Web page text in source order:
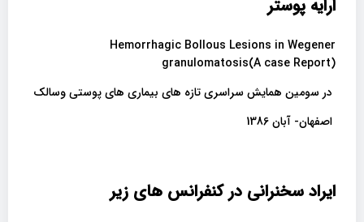
ارایه پوستر
Hemorrhagic Bollous Lesions in Wegener
granulomatosis(A case Report)
در سومین همایش سراسری تازه های بیماری های پوستی وسالک
اصفهان- آبان 1386
ایراد سخنرانی در کنفرانس های زیر